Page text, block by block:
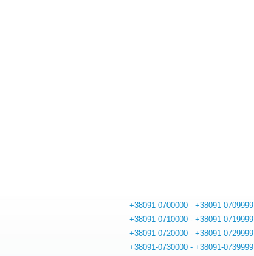
+38091-0700000 - +38091-0709999
+38091-0710000 - +38091-0719999
+38091-0720000 - +38091-0729999
+38091-0730000 - +38091-0739999